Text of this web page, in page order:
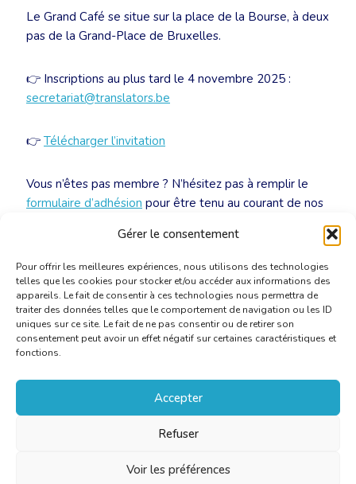
Gérer le consentement
Pour offrir les meilleures expériences, nous utilisons des technologies
telles que les cookies pour stocker et/ou accéder aux informations des
appareils. Le fait de consentir à ces technologies nous permettra de
traiter des données telles que le comportement de navigation ou les ID
uniques sur ce site. Le fait de ne pas consentir ou de retirer son
consentement peut avoir un effet négatif sur certaines caractéristiques et
fonctions.
Accepter
Refuser
Voir les préférences
Le Grand Café se situe sur la place de la Bourse, à deux
pas de la Grand-Place de Bruxelles.
👉 Inscriptions au plus tard le 4 novembre 2025 :
secretariat@translators.be
👉 Télécharger l’invitation
Vous n’êtes pas membre ? N’hésitez pas à remplir le
formulaire d’adhésion pour être tenu au courant de nos